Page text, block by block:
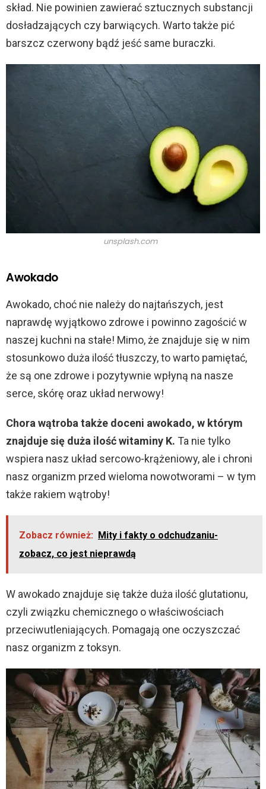
skład. Nie powinien zawierać sztucznych substancji
dosładzających czy barwiących. Warto także pić
barszcz czerwony bądź jeść same buraczki.
unsplash.com
Awokado
Awokado, choć nie należy do najtańszych, jest
naprawdę wyjątkowo zdrowe i powinno zagościć w
naszej kuchni na stałe! Mimo, że znajduje się w nim
stosunkowo duża ilość tłuszczy, to warto pamiętać,
że są one zdrowe i pozytywnie wpłyną na nasze
serce, skórę oraz układ nerwowy!
Chora wątroba także doceni awokado, w którym
znajduje się duża ilość witaminy K. Ta nie tylko
wspiera nasz układ sercowo-krążeniowy, ale i chroni
nasz organizm przed wieloma nowotworami – w tym
także rakiem wątroby!
Zobacz również: Mity i fakty o odchudzaniu-
zobacz, co jest nieprawdą
W awokado znajduje się także duża ilość glutationu,
czyli związku chemicznego o właściwościach
przeciwutleniających. Pomagają one oczyszczać
nasz organizm z toksyn.